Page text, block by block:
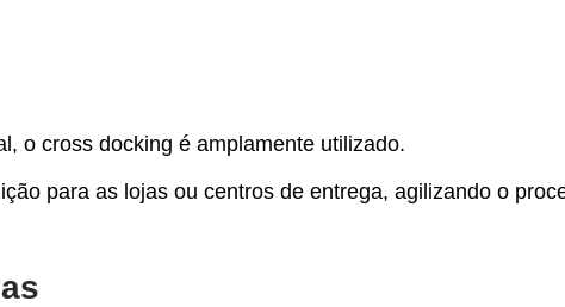
o cross docking é amplamente utilizado.
para as lojas ou centros de entrega, agilizando o